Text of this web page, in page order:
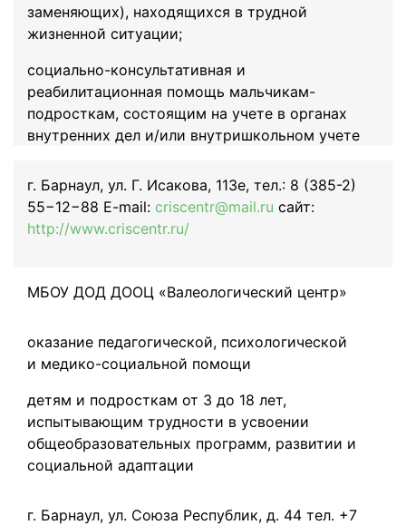
заменяющих), находящихся в трудной
жизненной ситуации;
социально-консультативная и
реабилитационная помощь мальчикам-
подросткам, состоящим на учете в органах
внутренних дел и/или внутришкольном учете
г. Барнаул, ул. Г. Исакова, 113е, тел.: 8 (385-2)
55−12−88 E-mail: criscentr@mail.ru сайт:
http://www.criscentr.ru/
МБОУ ДОД ДООЦ «Валеологический центр»
оказание педагогической, психологической
и медико-социальной помощи
детям и подросткам от 3 до 18 лет,
испытывающим трудности в усвоении
общеобразовательных программ, развитии и
социальной адаптации
г. Барнаул, ул. Союза Республик, д. 44 тел. +7